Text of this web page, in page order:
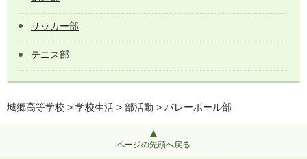
サッカー部
テニス部
城郷高等学校 > 学校生活 > 部活動 > バレーボール部
ページの先頭へ戻る